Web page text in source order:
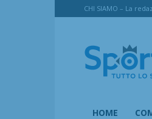
CHI SIAMO – La
HOME